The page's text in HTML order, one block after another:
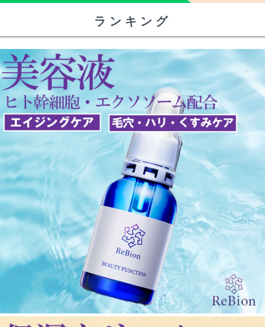
ランキング